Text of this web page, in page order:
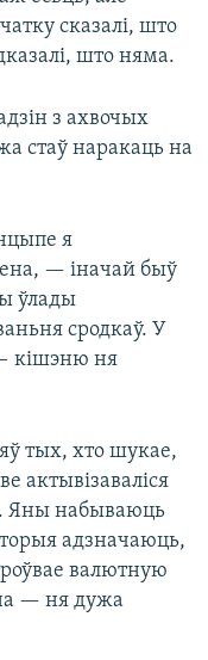
сказалі, што
што няма.
з ахвочых
стаў наракаць на
я
— іначай быў
ўлады
сродкаў. У
кішэню ня
тых, хто шукае,
актывізаваліся
Яны набываюць
адзначаюць,
валютную
— ня дужа